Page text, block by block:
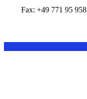
Fax: +49 771 95 958